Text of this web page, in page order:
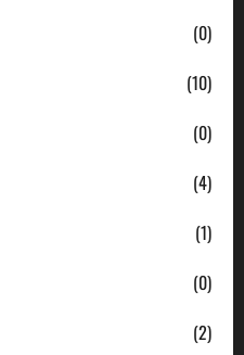
(0)
(10)
(0)
(4)
(1)
(0)
(2)